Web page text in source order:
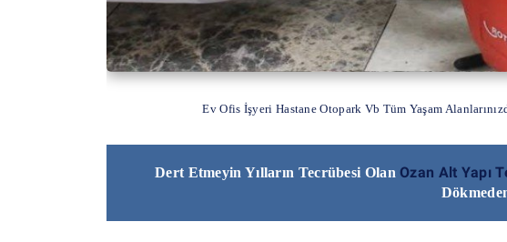
Ev Ofis İşyeri Hastane Otopark Vb Tüm Yaşam
Dert Etmeyin Yılların Tecrübesi OlanOzan Alt Yapı